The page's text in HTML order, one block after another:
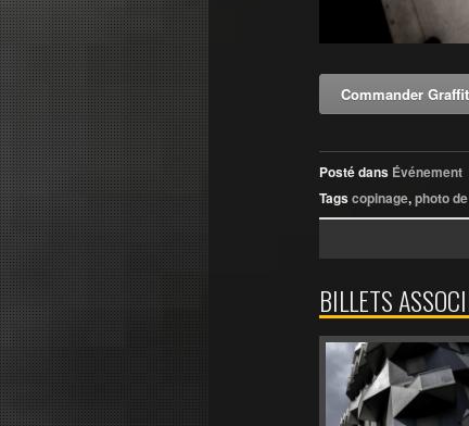
Commander
Posté dans Événement
Tagscopinage,photo
BILLETS